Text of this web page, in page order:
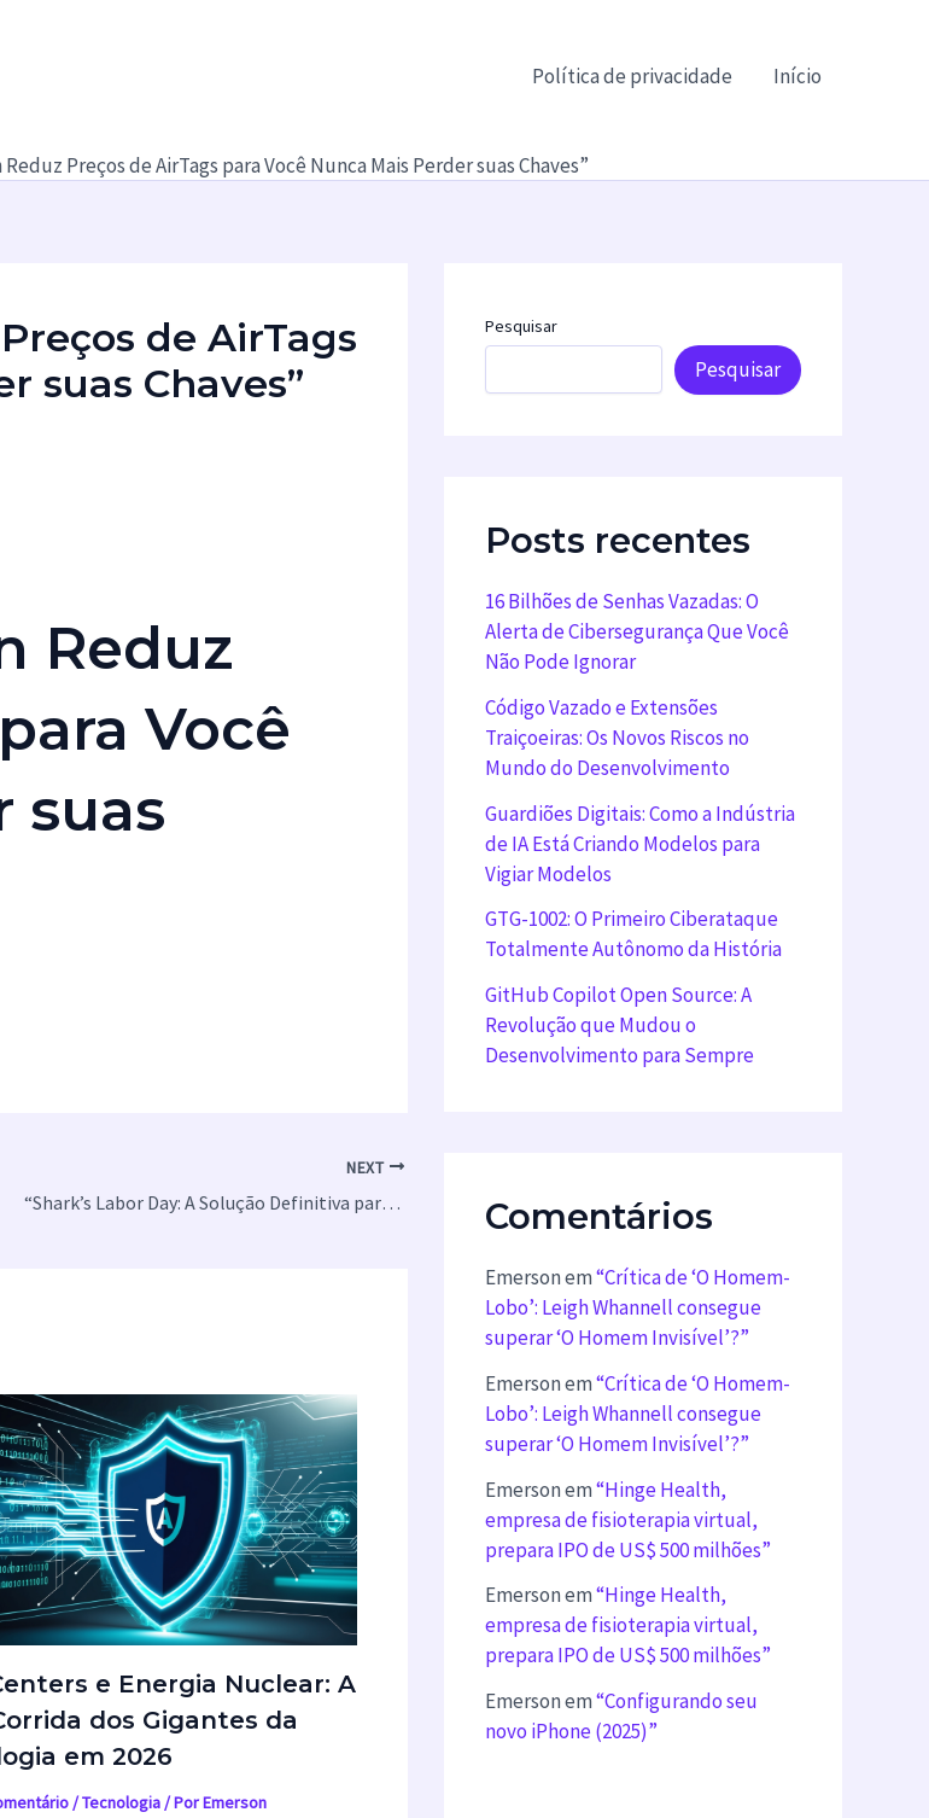
Política de privacidade Início
Reduz Preços de AirTags para Você Nunca Mais Perder suas Chaves”
de AirTags
suas Chaves”
Reduz
Você
suas
NEXT
“Shark’s Labor Day: A Solução Definitiva para Donos de Animais de Estimação que Buscam um Lar Livre de Pelos”
e Energia Nuclear: A
dos Gigantes da
em 2026
/Tecnologia/ PorEmerson
Pesquisar
Pesquisar
Posts recentes
16 Bilhões de Senhas Vazadas: O
Alerta de Cibersegurança Que Você
Não Pode Ignorar
Código Vazado e Extensões
Traiçoeiras: Os Novos Riscos no
Mundo do Desenvolvimento
Guardiões Digitais: Como a Indústria
de IA Está Criando Modelos para
Vigiar Modelos
GTG-1002: O Primeiro Ciberataque
Totalmente Autônomo da História
GitHub Copilot Open Source: A
Revolução que Mudou o
Desenvolvimento para Sempre
Comentários
Emersonem“Crítica de ‘O Homem-
Lobo’: Leigh Whannell consegue
superar ‘O Homem Invisível’?”
Emersonem“Crítica de ‘O Homem-
Lobo’: Leigh Whannell consegue
superar ‘O Homem Invisível’?”
Emersonem“Hinge Health,
empresa de fisioterapia virtual,
prepara IPO de US$ 500 milhões”
Emersonem“Hinge Health,
empresa de fisioterapia virtual,
prepara IPO de US$ 500 milhões”
Emersonem“Configurando seu
novo iPhone (2025)”